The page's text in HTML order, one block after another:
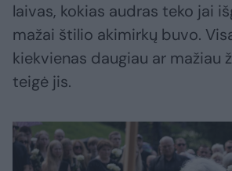
laivas, kokias audras teko jai
mažai štilio akimirkų buvo.
kiekvienas daugiau ar mažiau
teigė jis.